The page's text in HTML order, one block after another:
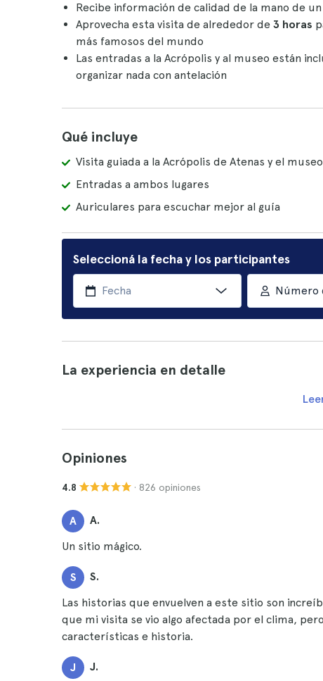
Recibe información de calidad de la mano de un
Aprovecha esta visita de alrededor de 3 horas
más famosos del mundo
Las entradas a la Acrópolis y al museo están
organizar nada con antelación
Qué incluye
Visita guiada a la Acrópolis de Atenas y el museo
Entradas a ambos lugares
Auriculares para escuchar mejor al guía
Seleccioná la fecha y los participantes
Número
La experiencia en detalle
Opiniones
4.8 · 826 opiniones
A A.
Un sitio mágico.
S S.
Las historias que envuelven a este sitio son
que mi visita se vio algo afectada por el clima,
características e historia.
J J.